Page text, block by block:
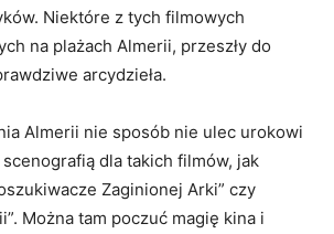
​Niektóre z tych⁤ filmowych
na plażach Almerii, przeszły do
arcydzieła.
Almerii nie sposób nie ulec urokowi
dla takich filmów, jak
​Zaginionej Arki” czy
⁤Można tam poczuć magię‍ kina i